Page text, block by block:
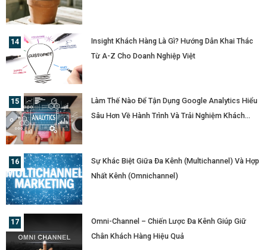
Insight Khách Hàng Là Gì? Hướng Dẫn Khai Thác
Từ A-Z Cho Doanh Nghiệp Việt
Làm Thế Nào Để Tận Dụng Google Analytics Hiểu
Sâu Hơn Về Hành Trình Và Trải Nghiệm Khách
Sự Khác Biệt Giữa Đa Kênh (Multichannel) Và Hợp
Nhất Kênh (Omnichannel)
Omni-Channel – Chiến Lược Đa Kênh Giúp Giữ
Chân Khách Hàng Hiệu Quả